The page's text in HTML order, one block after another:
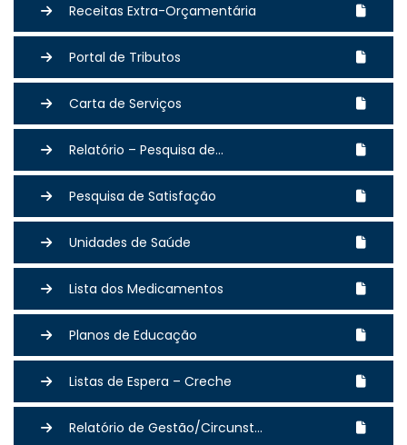
Receitas Extra-Orçamentária
Portal de Tributos
Carta de Serviços
Relatório – Pesquisa de...
Pesquisa de Satisfação
Unidades de Saúde
Lista dos Medicamentos
Planos de Educação
Listas de Espera – Creche
Relatório de Gestão/Circunst...